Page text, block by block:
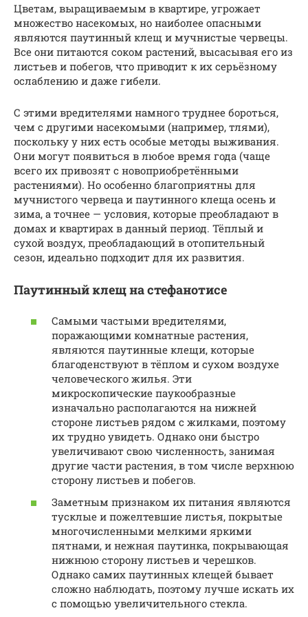
Цветам, выращиваемым в квартире, угрожает
множество насекомых, но наиболее опасными
являются паутинный клещ и мучнистые червецы.
Все они питаются соком растений, высасывая его из
листьев и побегов, что приводит к их серьёзному
ослаблению и даже гибели.
С этими вредителями намного труднее бороться,
чем с другими насекомыми (например, тлями),
поскольку у них есть особые методы выживания.
Они могут появиться в любое время года (чаще
всего их привозят с новоприобретёнными
растениями). Но особенно благоприятны для
мучнистого червеца и паутинного клеща осень и
зима, а точнее — условия, которые преобладают в
домах и квартирах в данный период. Тёплый и
сухой воздух, преобладающий в отопительный
сезон, идеально подходит для их развития.
Паутинный клещ на стефанотисе
Самыми частыми вредителями,
поражающими комнатные растения,
являются паутинные клещи, которые
благоденствуют в тёплом и сухом воздухе
человеческого жилья. Эти
микроскопические паукообразные
изначально располагаются на нижней
стороне листьев рядом с жилками, поэтому
их трудно увидеть. Однако они быстро
увеличивают свою численность, занимая
другие части растения, в том числе верхнюю
сторону листьев и побегов.
Заметным признаком их питания являются
тусклые и пожелтевшие листья, покрытые
многочисленными мелкими яркими
пятнами, и нежная паутинка, покрывающая
нижнюю сторону листьев и черешков.
Однако самих паутинных клещей бывает
сложно наблюдать, поэтому лучше искать их
с помощью увеличительного стекла.